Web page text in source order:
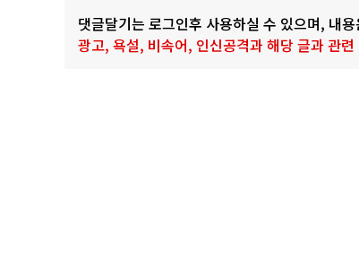
댓글달기는 로그인후 사용하실 수 있으며, 내
광고, 욕설, 비속어, 인신공격과 해당 글과 관